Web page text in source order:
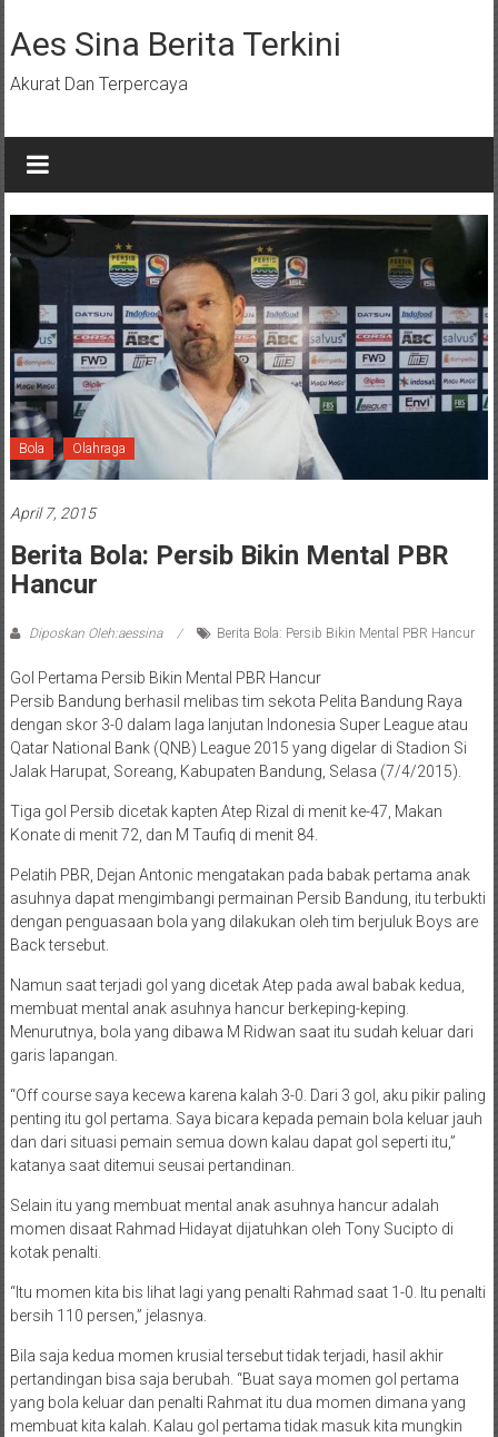
ke
konten
Aes Sina Berita Terkini
Akurat Dan Terpercaya
Bola Olahraga
April 7, 2015
Berita Bola: Persib Bikin Mental PBR
Hancur
Diposkan Oleh:aessina Berita Bola: Persib Bikin Mental PBR Hancur
Gol Pertama Persib Bikin Mental PBR Hancur
Persib Bandung berhasil melibas tim sekota Pelita Bandung Raya
dengan skor 3-0 dalam laga lanjutan Indonesia Super League atau
Qatar National Bank (QNB) League 2015 yang digelar di Stadion Si
Jalak Harupat, Soreang, Kabupaten Bandung, Selasa (7/4/2015).
Tiga gol Persib dicetak kapten Atep Rizal di menit ke-47, Makan
Konate di menit 72, dan M Taufiq di menit 84.
Pelatih PBR, Dejan Antonic mengatakan pada babak pertama anak
asuhnya dapat mengimbangi permainan Persib Bandung, itu terbukti
dengan penguasaan bola yang dilakukan oleh tim berjuluk Boys are
Back tersebut.
Namun saat terjadi gol yang dicetak Atep pada awal babak kedua,
membuat mental anak asuhnya hancur berkeping-keping.
Menurutnya, bola yang dibawa M Ridwan saat itu sudah keluar dari
garis lapangan.
“Off course saya kecewa karena kalah 3-0. Dari 3 gol, aku pikir paling
penting itu gol pertama. Saya bicara kepada pemain bola keluar jauh
dan dari situasi pemain semua down kalau dapat gol seperti itu,”
katanya saat ditemui seusai pertandinan.
Selain itu yang membuat mental anak asuhnya hancur adalah
momen disaat Rahmad Hidayat dijatuhkan oleh Tony Sucipto di
kotak penalti.
“Itu momen kita bis lihat lagi yang penalti Rahmad saat 1-0. Itu penalti
bersih 110 persen,” jelasnya.
Bila saja kedua momen krusial tersebut tidak terjadi, hasil akhir
pertandingan bisa saja berubah. “Buat saya momen gol pertama
yang bola keluar dan penalti Rahmat itu dua momen dimana yang
membuat kita kalah. Kalau gol pertama tidak masuk kita mungkin